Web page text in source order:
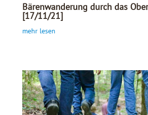
Bärenwanderung durch das
[17/11/21]
mehr lesen